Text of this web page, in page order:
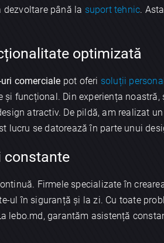
dezvoltare până la suport tehnic.
optimizată
comerciale pot oferi soluții
și funcțional. Din experiența
atractiv. De pildă, am realizat
lucru se datorează în parte unui
constante
Firmele specializate în
ul în siguranță și la zi. Cu toate
lebo.md, garantăm asistență